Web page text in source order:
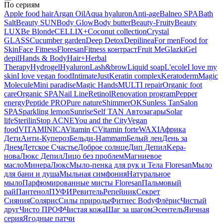
По сериям
Apple food hairArgan OilAqua hyaluronAnti-ageBalneo SPABath
SaltBeauty SUNBody GlowBody butterBeauty-FruityBeauty
LUXBe BlondeCELLIX+Coconut collectionCrystal
GLASSCucumber gardenDeep DetoxDepilineaFor menFood for
SkinFace FitnessFloresanFitness контрастFruit MeGlazkiGel
depilHands & BodyHair+Herbal
TherapyHydrogelHyaluronLash&browLiquid soapL'ecoleI love my
skinI love vegan foodIntimateJustKeratin complexKeratodermMagic
MoleculeMini paradiseMagic HandsMULTI repairOrganic foot
careOrganic SPANail LineRetinolRenovation programPepper
energyPeptide PROPure natureShimmerOKSunless TanSalon
SPASparkling lemonSunriseSelf TAN АвтозагарыSolar
lifeSterilinStop ACNEYou and the CityVegan
foodVITAMINICAVitamin CVitamin forteWAXIАфрика
ДетиАнти-КуперозБельди-HammamБелый ленДень за
ДнемДетское СчастьеДоброе солнцеДип ДепилKepa-
новаЛюкс ДепилЛицо без проблемМагниевое
маслоМинераЛюксМыло-пенка для рук и Тела FloresanМыло
для бани и душаМыльная симфонияНатуральное
мылоПарфюмированные мисты FloresanПальмовый
райПантенолПУФИРевительРепейникСекрет
СиянияСолярисСилы природыФитнес BodyФлёрисЧистый
другЧисто ПРОФЧистая кожаШаг за шагомЭсентельЯичная
серияЯгодные патчи